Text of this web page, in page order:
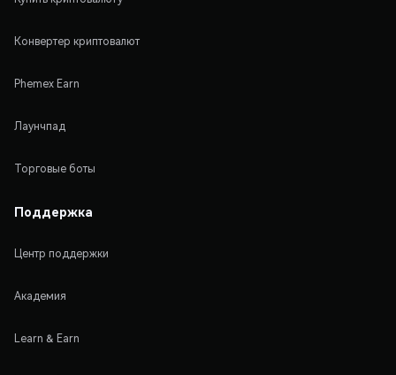
Конвертер криптовалют
Phemex Earn
Лаунчпад
Торговые боты
Поддержка
Центр поддержки
Академия
Learn & Earn